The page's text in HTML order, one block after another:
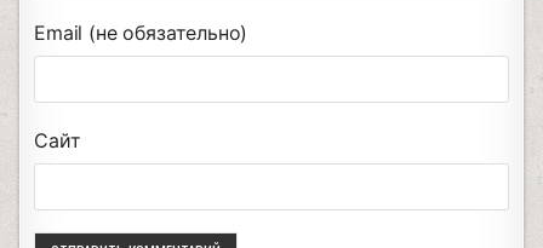
Email (не обязательно)
Сайт